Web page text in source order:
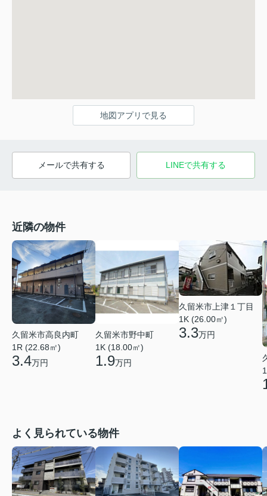
地図アプリで見る
メールで共有する LINEで共有する
近隣の物件
久留米市高良内町
1R (22.68㎡)
3.4万円
久留米市野中町
1K (18.00㎡)
1.9万円
久留米市上津１丁目
1K (26.00㎡)
3.3万円
よく見られている物件